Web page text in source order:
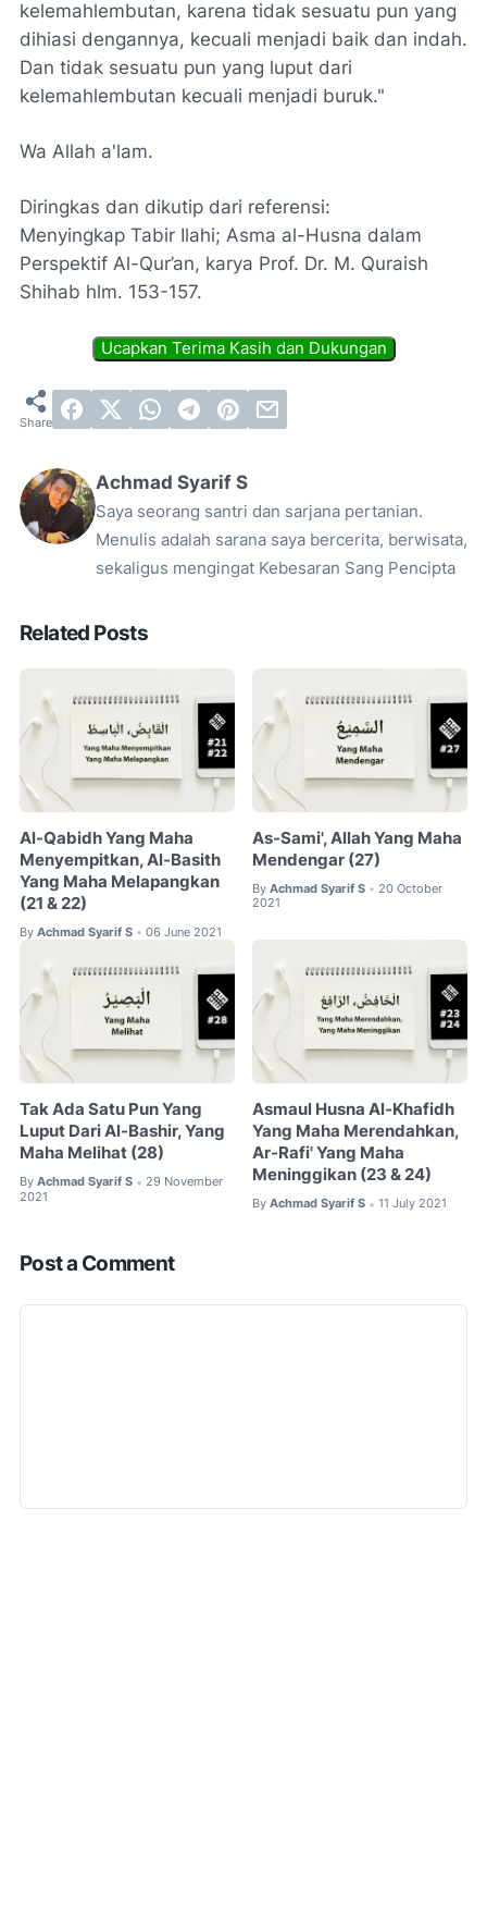
kelemahlembutan, karena tidak sesuatu pun yang
dihiasi dengannya, kecuali menjadi baik dan indah.
Dan tidak sesuatu pun yang luput dari
kelemahlembutan kecuali menjadi buruk."
Wa Allah a'lam.
Diringkas dan dikutip dari referensi:
Menyingkap Tabir Ilahi; Asma al-Husna dalam
Perspektif Al-Qur’an, karya Prof. Dr. M. Quraish
Shihab hlm. 153-157.
Achmad Syarif S
Saya seorang santri dan sarjana pertanian.
Menulis adalah sarana saya bercerita, berwisata,
sekaligus mengingat Kebesaran Sang Pencipta
Related Posts
Al-Qabidh Yang Maha
Menyempitkan, Al-Basith
Yang Maha Melapangkan
(21 & 22)
By Achmad Syarif S • 06 June 2021
As-Sami', Allah Yang Maha
Mendengar (27)
By Achmad Syarif S • 20 October
2021
Tak Ada Satu Pun Yang
Luput Dari Al-Bashir, Yang
Maha Melihat (28)
By Achmad Syarif S • 29 November
2021
Asmaul Husna Al-Khafidh
Yang Maha Merendahkan,
Ar-Rafi' Yang Maha
Meninggikan (23 & 24)
By Achmad Syarif S • 11 July 2021
Post a Comment